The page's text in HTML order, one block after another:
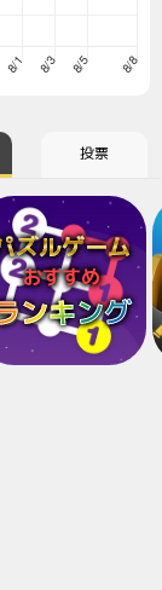
投票
ズルゲーム
おすすめ
ンキング